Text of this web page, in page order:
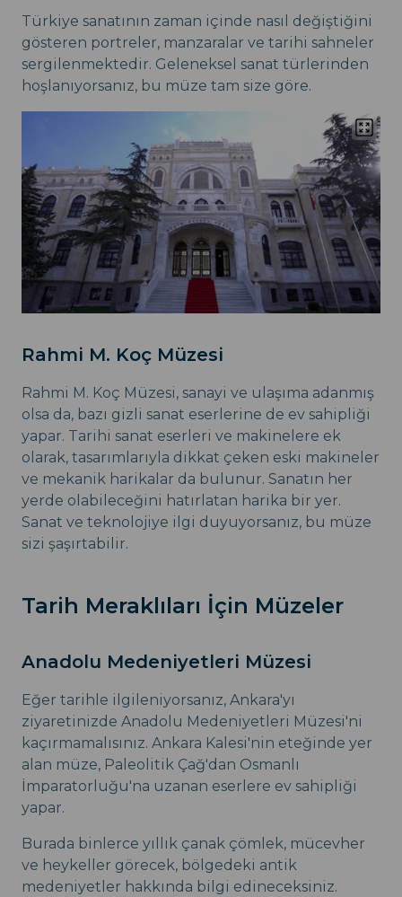
Türkiye sanatının zaman içinde nasıl değiştiğini
gösteren portreler, manzaralar ve tarihi sahneler
sergilenmektedir. Geleneksel sanat türlerinden
hoşlanıyorsanız, bu müze tam size göre.
Rahmi M. Koç Müzesi
Rahmi M. Koç Müzesi, sanayi ve ulaşıma adanmış
olsa da, bazı gizli sanat eserlerine de ev sahipliği
yapar. Tarihi sanat eserleri ve makinelere ek
olarak, tasarımlarıyla dikkat çeken eski makineler
ve mekanik harikalar da bulunur. Sanatın her
yerde olabileceğini hatırlatan harika bir yer.
Sanat ve teknolojiye ilgi duyuyorsanız, bu müze
sizi şaşırtabilir.
Tarih Meraklıları İçin Müzeler
Anadolu Medeniyetleri Müzesi
Eğer tarihle ilgileniyorsanız, Ankara'yı
ziyaretinizde Anadolu Medeniyetleri Müzesi'ni
kaçırmamalısınız. Ankara Kalesi'nin eteğinde yer
alan müze, Paleolitik Çağ'dan Osmanlı
İmparatorluğu'na uzanan eserlere ev sahipliği
yapar.
Burada binlerce yıllık çanak çömlek, mücevher
ve heykeller görecek, bölgedeki antik
medeniyetler hakkında bilgi edineceksiniz.